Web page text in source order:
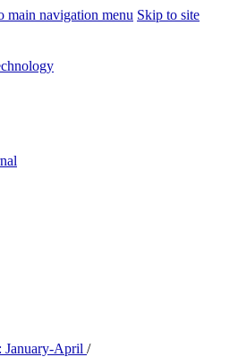
main navigation menu Skip to site
January-April /